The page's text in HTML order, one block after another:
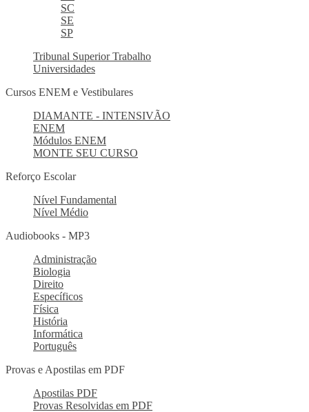
SC
SE
SP
Tribunal Superior Trabalho
Universidades
Cursos ENEM e Vestibulares
DIAMANTE - INTENSIVÃO
ENEM
Módulos ENEM
MONTE SEU CURSO
Reforço Escolar
Nível Fundamental
Nível Médio
Audiobooks - MP3
Administração
Biologia
Direito
Específicos
Física
História
Informática
Português
Provas e Apostilas em PDF
Apostilas PDF
Provas Resolvidas em PDF